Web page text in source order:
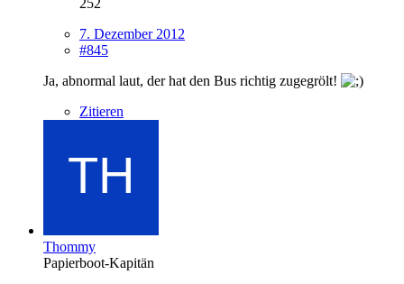
7. Dezember 2012
#845
Ja, abnormal laut, der hat den Bus richtig zugegrölt!
Zitieren
Thommy
Papierboot-Kapitän